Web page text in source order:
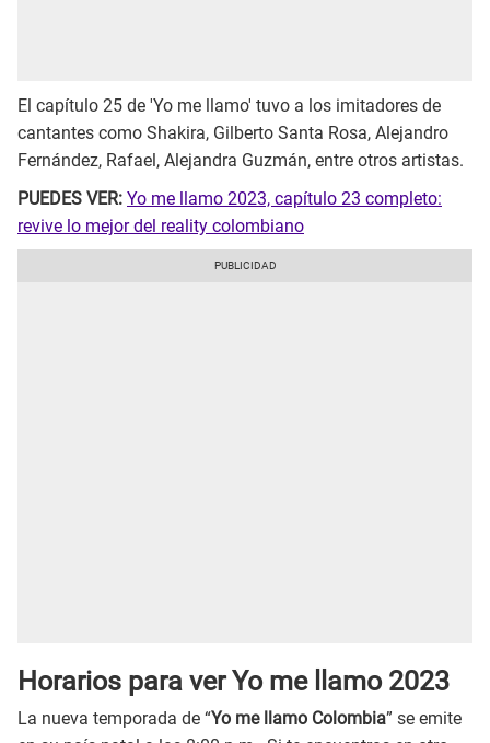
El capítulo 25 de 'Yo me llamo' tuvo a los imitadores de
cantantes como Shakira, Gilberto Santa Rosa, Alejandro
Fernández, Rafael, Alejandra Guzmán, entre otros artistas.
PUEDES VER: Yo me llamo 2023, capítulo 23 completo:
revive lo mejor del reality colombiano
Horarios para ver Yo me llamo 2023
La nueva temporada de “Yo me llamo Colombia” se emite